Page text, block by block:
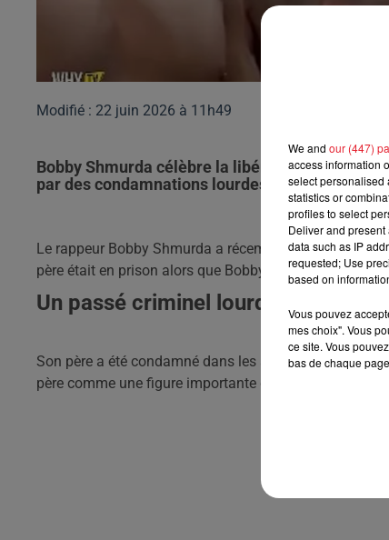
Modifié : 22 juin 2026 à 11h49
Bobby Shmurda célèbre la libération de son
par des condamnations lourdes.
Le rappeur Bobby Shmurda a récemment retrouvé
père était en prison alors que Bobby n’avait que 2 mois.
Un passé criminel lourd de
Son père a été condamné dans les années 1990 pour
père comme une figure importante du milieu criminel
We and our (447)
access information
select personalised
statistics or
profiles to select
Deliver and
data such as IP
requested; Use
based on
Vous pouvez
mes choix". Vous
ce site. Vous
bas de chaque